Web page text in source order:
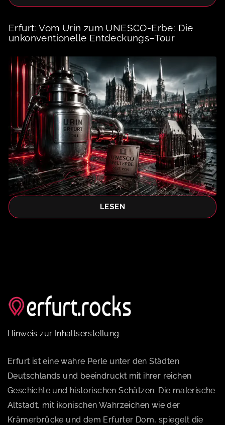
Erfurt: Vom Urin zum UNESCO-Erbe: Die
unkonventionelle Entdeckungs–Tour
LESEN
Hinweis zur Inhaltserstellung
Erfurt ist eine wahre Perle unter den Städten
Deutschlands und beeindruckt mit ihrer reichen
Geschichte und historischen Schätzen. Die malerische
Altstadt, mit ikonischen Wahrzeichen wie der
Krämerbrücke und dem Erfurter Dom, spiegelt die